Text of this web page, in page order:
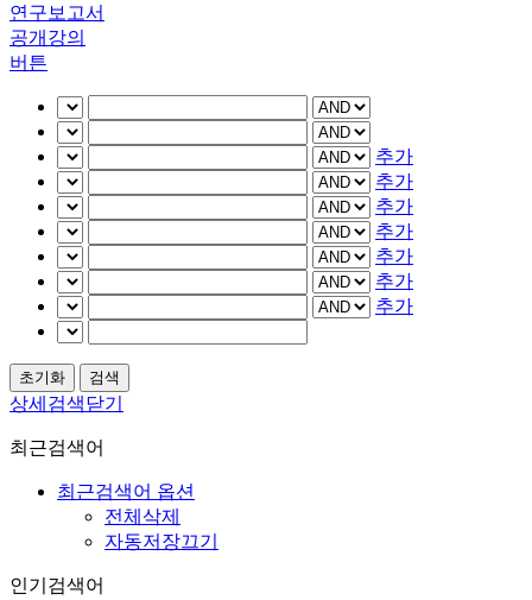
연구보고서
공개강의
버튼
추가
추가
추가
추가
추가
추가
추가
상세검색닫기
최근검색어
최근검색어 옵션
전체삭제
자동저장끄기
인기검색어